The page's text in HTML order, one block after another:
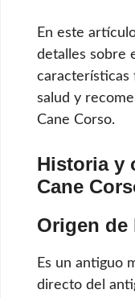
En este
detalles sobre
características
salud y
Cane Corso.
Historia y
Cane
Origen de
Es un antiguo
directo del